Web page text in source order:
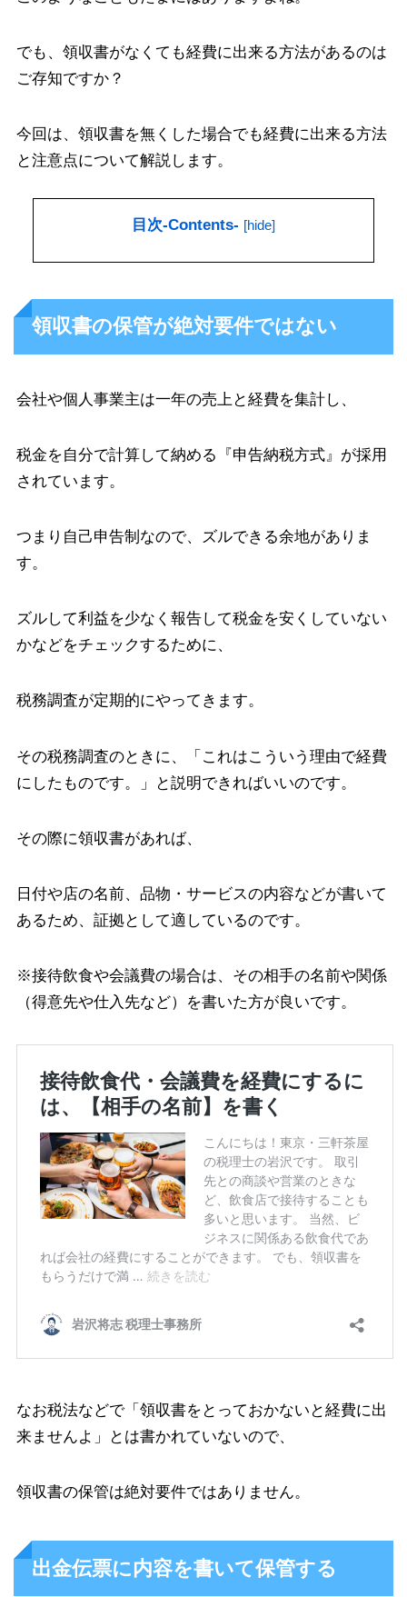
でも、領収書がなくても経費に出来る方法があるのは
ご存知ですか？
今回は、領収書を無くした場合でも経費に出来る方法
と注意点について解説します。
目次-Contents- [hide]
領収書の保管が絶対要件ではない
会社や個人事業主は一年の売上と経費を集計し、
税金を自分で計算して納める『申告納税方式』が採用
されています。
つまり自己申告制なので、ズルできる余地がありま
す。
ズルして利益を少なく報告して税金を安くしていない
かなどをチェックするために、
税務調査が定期的にやってきます。
その税務調査のときに、「これはこういう理由で経費
にしたものです。」と説明できればいいのです。
その際に領収書があれば、
日付や店の名前、品物・サービスの内容などが書いて
あるため、証拠として適しているのです。
※接待飲食や会議費の場合は、その相手の名前や関係
（得意先や仕入先など）を書いた方が良いです。
なお税法などで「領収書をとっておかないと経費に出
来ませんよ」とは書かれていないので、
領収書の保管は絶対要件ではありません。
出金伝票に内容を書いて保管する